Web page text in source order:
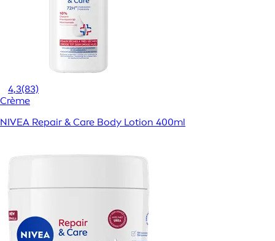
4,3(83)
Crème
NIVEA Repair & Care Body Lotion 400ml